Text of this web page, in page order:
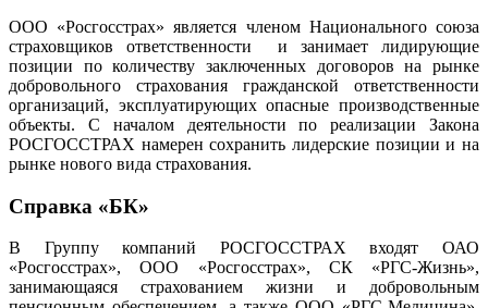
ООО «Росгосстрах» является членом Национального союза
страховщиков ответственности и занимает лидирующие
позиции по количеству заключенных договоров на рынке
добровольного страхования гражданской ответственности
организаций, эксплуатирующих опасные производственные
объекты. С началом деятельности по реализации Закона
РОСГОССТРАХ намерен сохранить лидерские позиции и на
рынке нового вида страхования.
Справка «БК»
В Группу компаний РОСГОССТРАХ входят ОАО
«Росгосстрах», ООО «Росгосстрах», СК «РГС-Жизнь»,
занимающаяся страхованием жизни и добровольным